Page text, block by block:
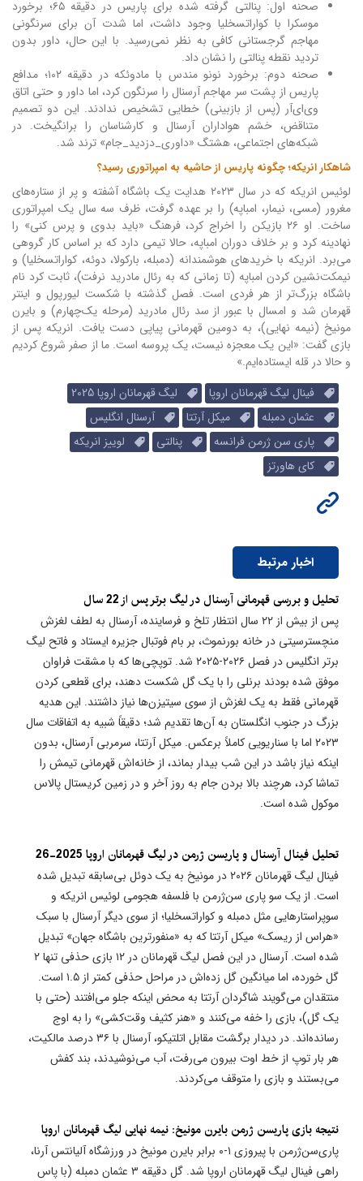
صحنه اول: پنالتی گرفته شده برای پاریس در دقیقه ۶۵؛ برخورد
موسکرا با کواراتسخلیا وجود داشت، اما شدت آن برای سرنگونی
مهاجم گرجستانی کافی به نظر نمی‌رسید. با این حال، داور بدون
تردید نقطه پنالتی را نشان داد.
صحنه دوم: برخورد نونو مندس با مادوئکه در دقیقه ۱۰۲؛ مدافع
پاریس از پشت سر مهاجم آرسنال را سرنگون کرد، اما داور و حتی اتاق
وی‌ای‌آر (پس از بازبینی) خطایی تشخیص ندادند. این دو تصمیم
متناقض، خشم هواداران آرسنال و کارشناسان را برانگیخت. در
شبکه‌های اجتماعی، هشتگ «داوری_دزدید_جام» ترند شد.
شاهکار انریکه؛ چگونه پاریس از حاشیه به امپراتوری رسید؟
لوئیس انریکه که در سال ۲۰۲۳ هدایت یک باشگاه آشفته و پر از ستاره‌های
مغرور (مسی، نیمار، امباپه) را بر عهده گرفت، ظرف سه سال یک امپراتوری
ساخت. او ۲۶ بازیکن را اخراج کرد، فرهنگ «باید بدوی و پرس کنی» را
نهادینه کرد و بر خلاف دوران امباپه، حالا تیمی دارد که بر اساس کار گروهی
می‌برد. انریکه با خریدهای هوشمندانه (دمبله، بارکولا، دوئه، کواراتسخلیا) و
نیمکت‌نشین کردن امباپه (تا زمانی که به رئال مادرید نرفت)، ثابت کرد نام
باشگاه بزرگ‌تر از هر فردی است. فصل گذشته با شکست لیورپول و اینتر
قهرمان شد و امسال با عبور از سد رئال مادرید (مرحله یک‌چهارم) و بایرن
مونیخ (نیمه نهایی)، به دومین قهرمانی پیاپی دست یافت. انریکه پس از
بازی گفت: «این یک معجزه نیست، یک پروسه است. ما از صفر شروع کردیم
و حالا در قله ایستاده‌ایم.»
فینال لیگ قهرمانان اروپا
لیگ قهرمانان اروپا 2025
عثمان دمبله
میکل آرتتا
آرسنال انگلیس
پاری سن ژرمن فرانسه
پنالتی
لوییز انریکه
کای هاورتز
اخبار مرتبط
تحلیل و بررسی قهرمانی آرسنال در لیگ برتر پس از 22 سال
پس از بیش از ۲۲ سال انتظار تلخ و فرساینده، آرسنال به لطف لغزش
منچسترسیتی در خانه بورنموث، بر بام فوتبال جزیره ایستاد و فاتح لیگ
برتر انگلیس در فصل ۲۰۲۶-۲۰۲۵ شد. توپچی‌ها که با مشقت فراوان
موفق شده بودند برنلی را با یک گل شکست دهند، برای قطعی کردن
قهرمانی فقط به یک لغزش از سوی سیتیزن‌ها نیاز داشتند. این هدیه
بزرگ در جنوب انگلستان به آن‌ها تقدیم شد؛ دقیقاً شبیه به اتفاقات سال
۲۰۲۳ اما با سناریویی کاملاً برعکس. میکل آرتتا، سرمربی آرسنال، بدون
اینکه نیاز باشد در این شب بیدار بماند، از خانه‌اش قهرمانی تیمش را
تماشا کرد، هرچند بالا بردن جام به روز آخر و در زمین کریستال پالاس
موکول شده است.
تحلیل فینال آرسنال و پاریسن ژرمن در لیگ قهرمانان اروپا 2025-26
فینال لیگ قهرمانان ۲۰۲۶ در مونیخ به یک دوئل بی‌سابقه تبدیل شده
است. از یک سو پاری سن‌ژرمن با فلسفه هجومی لوئیس انریکه و
سوپراستارهایی مثل دمبله و کواراتسخلیا؛ از سوی دیگر آرسنال با سبک
«هراس از ریسک» میکل آرتتا که به «منفورترین باشگاه جهان» تبدیل
شده است. آرسنال در این فصل لیگ قهرمانان در ۱۲ بازی حذفی تنها ۲
گل خورده، اما میانگین گل زده‌اش در مراحل حذفی کمتر از ۱.۵ است.
منتقدان می‌گویند شاگردان آرتتا به محض اینکه جلو می‌افتند (حتی با
یک گل)، بازی را خفه می‌کنند و «هنر کثیف وقت‌کشی» را به اوج
رسانده‌اند. در دیدار برگشت مقابل اتلتیکو، آرسنال با ۳۶ درصد مالکیت،
هر بار توپ از خط اوت بیرون می‌رفت، آب می‌نوشیدند، بند کفش
می‌بستند و بازی را متوقف می‌کردند.
نتیجه بازی پاریسن ژرمن بایرن مونیخ: نیمه نهایی لیگ قهرمانان اروپا
پاری‌سن‌ژرمن با پیروزی ۱-۰ برابر بایرن مونیخ در ورزشگاه آلیانتس آرنا،
راهی فینال لیگ قهرمانان اروپا شد. گل دقیقه ۳ عثمان دمبله (با پاس